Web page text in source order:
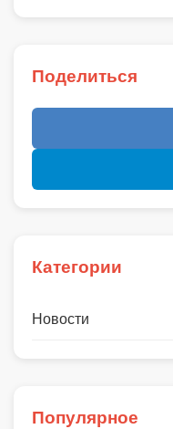
Поделиться
Категории
Новости
Популярное